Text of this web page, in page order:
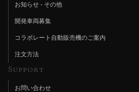
お知らせ - その他
開発車両募集
コラボレート自動販売機のご案内
注文方法
Support
お問い合わせ